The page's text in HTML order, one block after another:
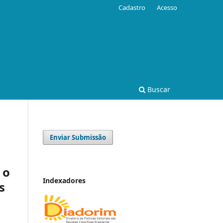
Buscar
Cadastro Acesso
Enviar Submissão
Indexadores